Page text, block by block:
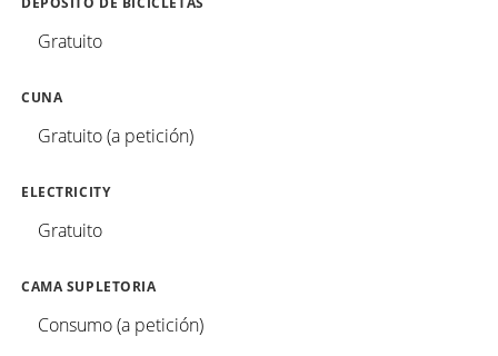
Gratuito
CUNA
Gratuito (a petición)
ELECTRICITY
Gratuito
CAMA SUPLETORIA
Consumo (a petición)